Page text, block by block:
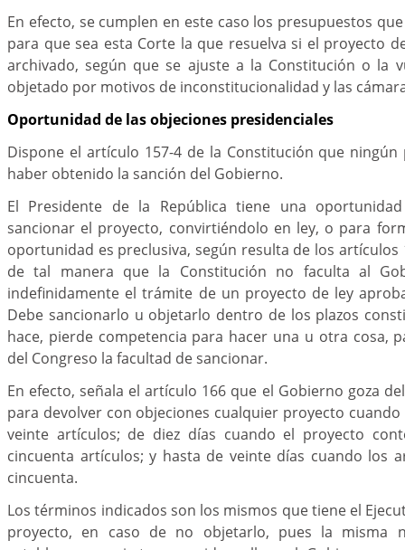
En efecto, se cumplen en este caso los presupuestos
para que sea esta Corte la que resuelva si el proyecto
archivado, según que se ajuste a la Constitución o la
objetado por motivos de inconstitucionalidad y las
Oportunidad de las objeciones presidenciales
Dispone el artículo 157-4 de la Constitución que
haber obtenido la sanción del Gobierno.
El Presidente de la República tiene una
sancionar el proyecto, convirtiéndolo en ley, o para
oportunidad es preclusiva, según resulta de los artículos
de tal manera que la Constitución no faculta al
indefinidamente el trámite de un proyecto de ley
Debe sancionarlo u objetarlo dentro de los plazos
hace, pierde competencia para hacer una u otra cosa,
del Congreso la facultad de sancionar.
En efecto, señala el artículo 166 que el Gobierno goza
para devolver con objeciones cualquier proyecto
veinte artículos; de diez días cuando el proyecto
cincuenta artículos; y hasta de veinte días cuando los
cincuenta.
Los términos indicados son los mismos que tiene el
proyecto, en caso de no objetarlo, pues la misma